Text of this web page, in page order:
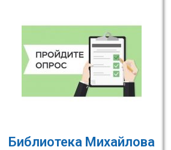
Библиотека Михайлова